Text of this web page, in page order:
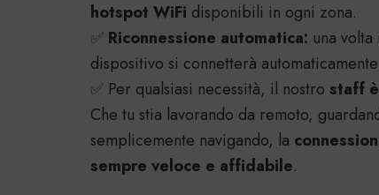
hotspot WiFi disponibili in ogni zona.
✅ Riconnessione automatica: una
dispositivo si connetterà
✅ Per qualsiasi necessità, il nostro staff
Che tu stia lavorando da remoto,
semplicemente navigando, la
sempre veloce e affidabile.